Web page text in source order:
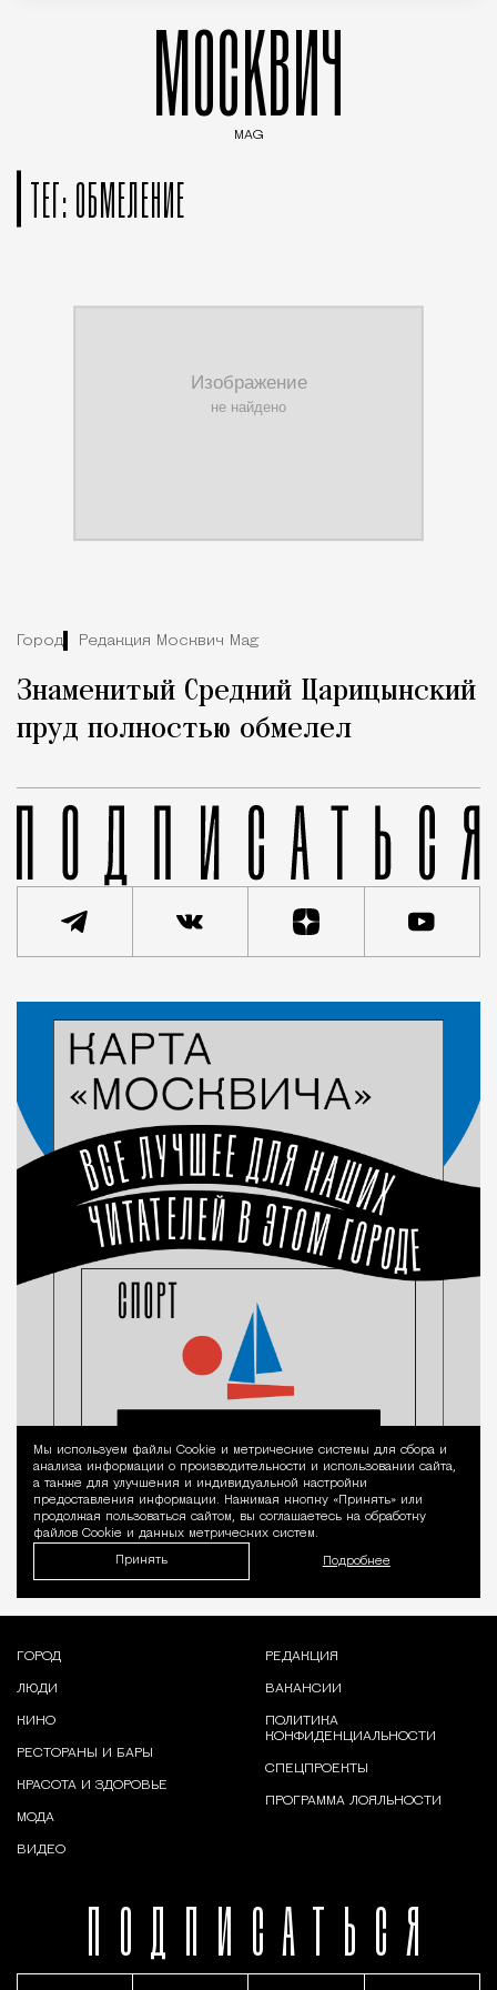
МОСКВИЧ
MAG
ТЕГ: ОБМЕЛЕНИЕ
Город Редакция Москвич Mag
Знаменитый Средний Царицынский
пруд полностью обмелел
Уведомление
Мы используем файлы Сookie и метрические системы для сбора и
анализа информации о производительности и использовании сайта,
а также для улучшения и индивидуальной настройки
предоставления информации. Нажимая кнопку «Принять» или
продолжая пользоваться сайтом, вы соглашаетесь на обработку
файлов Cookie и данных метрических систем.
Принять Подробнее
ПОДПИСАТЬСЯ
ГОРОД
ЛЮДИ
КИНО
РЕСТОРАНЫ И БАРЫ
КРАСОТА И ЗДОРОВЬЕ
МОДА
ВИДЕО
РЕДАКЦИЯ
ВАКАНСИИ
ПОЛИТИКА
КОНФИДЕНЦИАЛЬНОСТИ
СПЕЦПРОЕКТЫ
ПРОГРАММА ЛОЯЛЬНОСТИ